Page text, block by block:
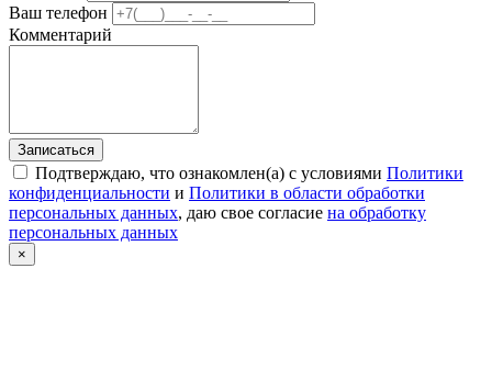
Ваш телефон
Комментарий
Записаться
Подтверждаю, что ознакомлен(а) с условиями Политики
конфиденциальности и Политики в области обработки
персональных данных, даю свое согласие на обработку
персональных данных
×